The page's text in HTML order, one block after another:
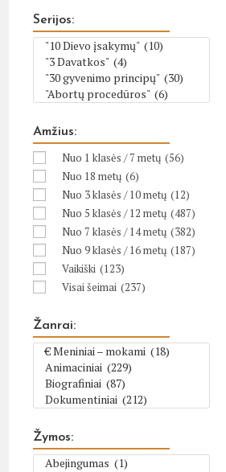
Serijos:
Amžius:
Nuo 1 klasės / 7 metų (56)
Nuo 18 metų (6)
Nuo 3 klasės / 10 metų (12)
Nuo 5 klasės / 12 metų (487)
Nuo 7 klasės / 14 metų (382)
Nuo 9 klasės / 16 metų (187)
Vaikiški (123)
Visai šeimai (237)
Žanrai:
Žymos: